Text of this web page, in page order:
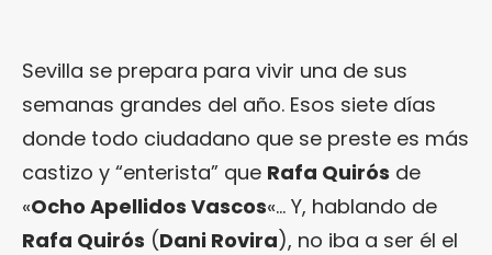
Sevilla se prepara para vivir una de sus
semanas grandes del año. Esos siete días
donde todo ciudadano que se preste es más
castizo y “enterista” que Rafa Quirós de
«Ocho Apellidos Vascos«… Y, hablando de
Rafa Quirós (Dani Rovira), no iba a ser él el